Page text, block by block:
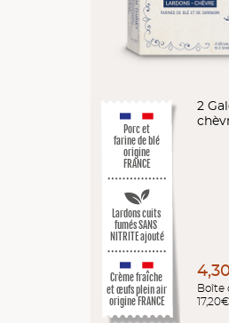
Porc et
farine de blé
origine
FRANCE
Crème fraîche
et œufs plein air
origine FRANCE
Lardons cuits
fumés SANS
NITRITE ajouté
2
Boîte